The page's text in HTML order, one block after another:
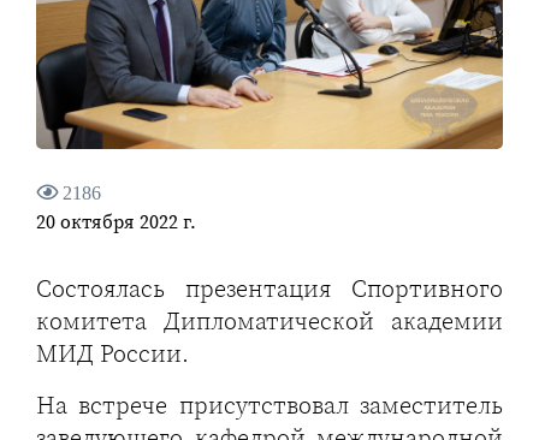
2186
20 октября 2022 г.
Состоялась презентация Спортивного
комитета Дипломатической академии
МИД России.
На встрече присутствовал заместитель